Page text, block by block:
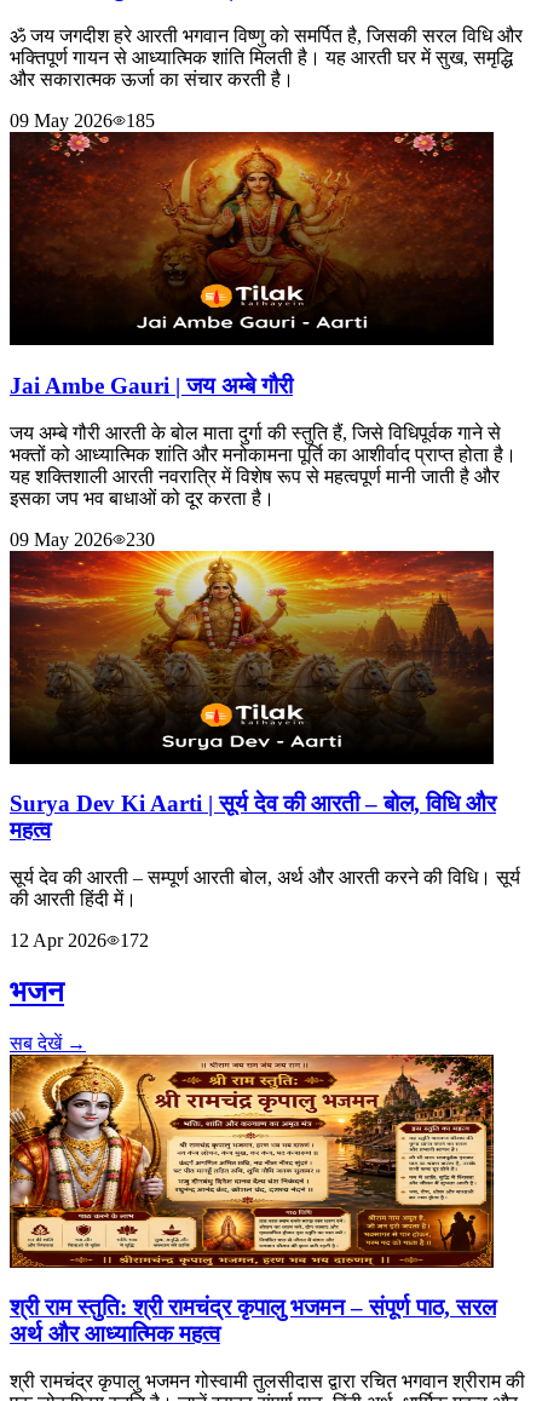
ॐ जय जगदीश हरे आरती भगवान विष्णु को समर्पित है, जिसकी सरल विधि और
भक्तिपूर्ण गायन से आध्यात्मिक शांति मिलती है। यह आरती घर में सुख, समृद्धि
और सकारात्मक ऊर्जा का संचार करती है।
09 May 2026
185
Jai Ambe Gauri | जय अम्बे गौरी
जय अम्बे गौरी आरती के बोल माता दुर्गा की स्तुति हैं, जिसे विधिपूर्वक गाने से
भक्तों को आध्यात्मिक शांति और मनोकामना पूर्ति का आशीर्वाद प्राप्त होता है।
यह शक्तिशाली आरती नवरात्रि में विशेष रूप से महत्वपूर्ण मानी जाती है और
इसका जप भव बाधाओं को दूर करता है।
09 May 2026
230
Surya Dev Ki Aarti | सूर्य देव की आरती – बोल, विधि और
महत्व
सूर्य देव की आरती – सम्पूर्ण आरती बोल, अर्थ और आरती करने की विधि। सूर्य
की आरती हिंदी में।
12 Apr 2026
172
भजन
सब देखें →
श्री राम स्तुति: श्री रामचंद्र कृपालु भजमन – संपूर्ण पाठ, सरल
अर्थ और आध्यात्मिक महत्व
श्री रामचंद्र कृपालु भजमन गोस्वामी तुलसीदास द्वारा रचित भगवान श्रीराम की